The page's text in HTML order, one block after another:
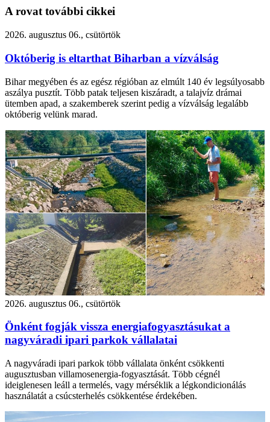
A rovat további cikkei
2026. augusztus 06., csütörtök
Októberig is eltarthat Biharban a vízválság
Bihar megyében és az egész régióban az elmúlt 140 év legsúlyosabb
aszálya pusztít. Több patak teljesen kiszáradt, a talajvíz drámai
ütemben apad, a szakemberek szerint pedig a vízválság legalább
októberig velünk marad.
2026. augusztus 06., csütörtök
Önként fogják vissza energiafogyasztásukat a
nagyváradi ipari parkok vállalatai
A nagyváradi ipari parkok több vállalata önként csökkenti
augusztusban villamosenergia-fogyasztását. Több cégnél
ideiglenesen leáll a termelés, vagy mérséklik a légkondicionálás
használatát a csúcsterhelés csökkentése érdekében.